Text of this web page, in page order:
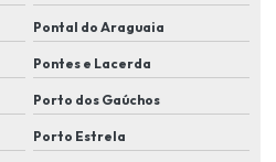
para casa
de acesso biométrico
perimetral
Pontal do Araguaia
Pontes e Lacerda
Porto dos Gaúchos
Porto Estrela